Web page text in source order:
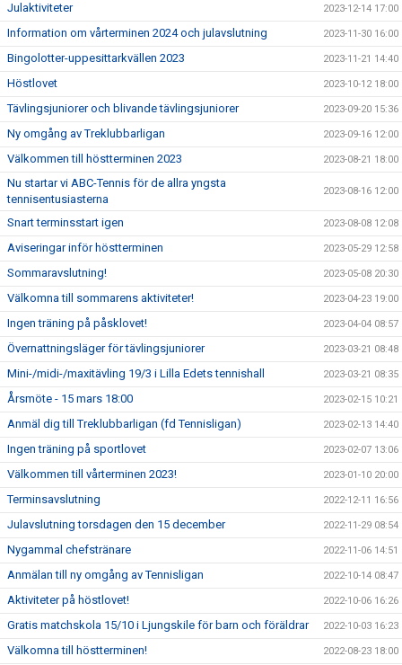
Julaktiviteter 2023-12-14 17:00
Information om vårterminen 2024 och julavslutning 2023-11-30 16:00
Bingolotter-uppesittarkvällen 2023 2023-11-21 14:40
Höstlovet 2023-10-12 18:00
Tävlingsjuniorer och blivande tävlingsjuniorer 2023-09-20 15:36
Ny omgång av Treklubbarligan 2023-09-16 12:00
Välkommen till höstterminen 2023 2023-08-21 18:00
Nu startar vi ABC-Tennis för de allra yngsta
tennisentusiasterna
2023-08-16 12:00
Snart terminsstart igen 2023-08-08 12:08
Aviseringar inför höstterminen 2023-05-29 12:58
Sommaravslutning! 2023-05-08 20:30
Välkomna till sommarens aktiviteter! 2023-04-23 19:00
Ingen träning på påsklovet! 2023-04-04 08:57
Övernattningsläger för tävlingsjuniorer 2023-03-21 08:48
Mini-/midi-/maxitävling 19/3 i Lilla Edets tennishall 2023-03-21 08:35
Årsmöte - 15 mars 18:00 2023-02-15 10:21
Anmäl dig till Treklubbarligan (fd Tennisligan) 2023-02-13 14:40
Ingen träning på sportlovet 2023-02-07 13:06
Välkommen till vårterminen 2023! 2023-01-10 20:00
Terminsavslutning 2022-12-11 16:56
Julavslutning torsdagen den 15 december 2022-11-29 08:54
Nygammal chefstränare 2022-11-06 14:51
Anmälan till ny omgång av Tennisligan 2022-10-14 08:47
Aktiviteter på höstlovet! 2022-10-06 16:26
Gratis matchskola 15/10 i Ljungskile för barn och föräldrar 2022-10-03 16:23
Välkomna till höstterminen! 2022-08-23 18:00